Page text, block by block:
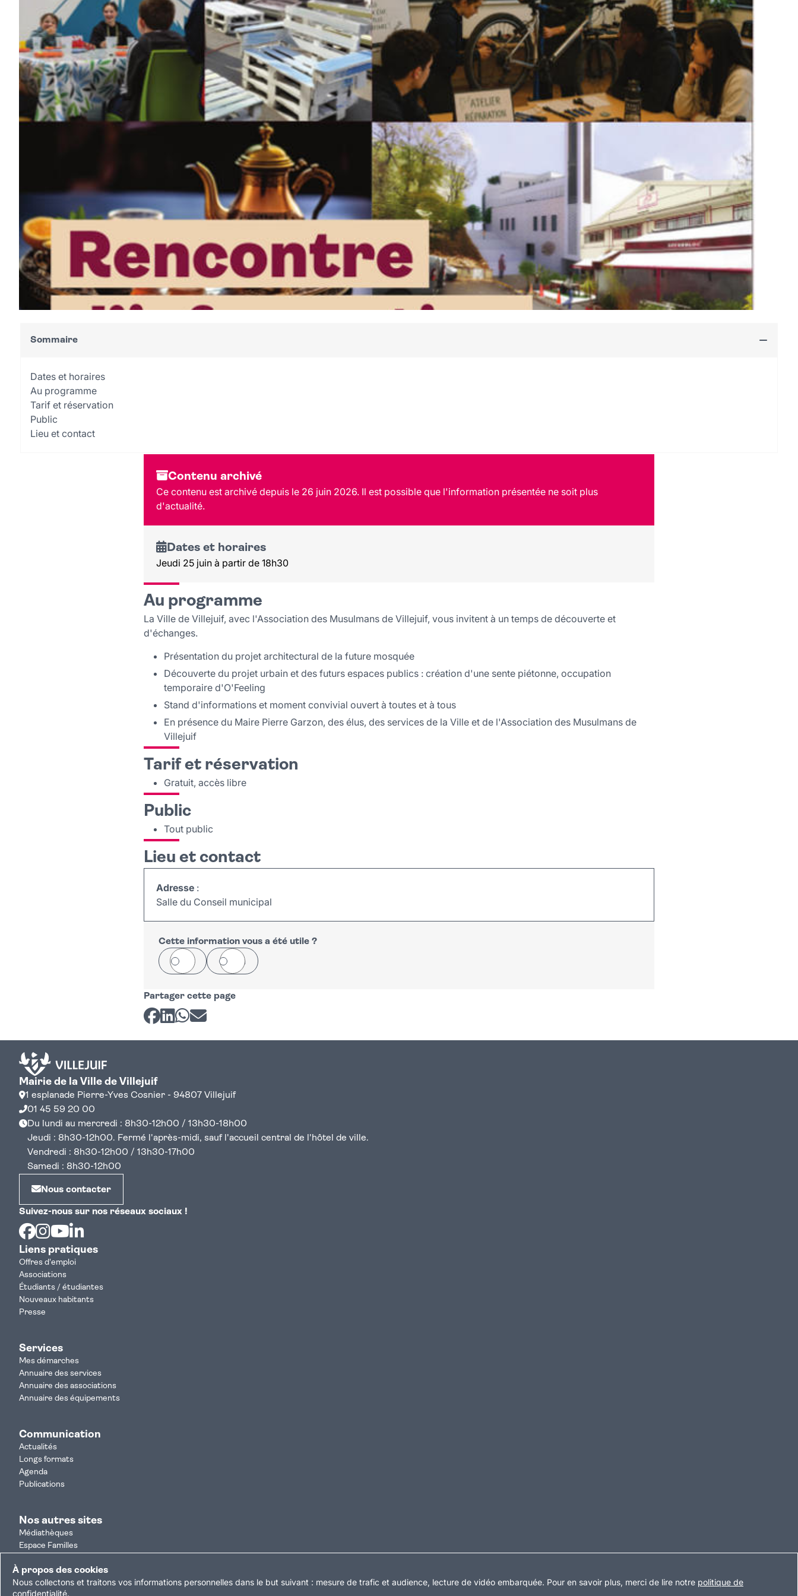
À propos des cookies
Nous collectons et traitons vos informations personnelles dans le but suivant : mesure de trafic et audience, lecture de vidéo embarquée. Pour en savoir plus, merci de lire notre politique de
confidentialité.
Sommaire
Dates et horaires
Au programme
Tarif et réservation
Public
Lieu et contact
Contenu archivé
Ce contenu est archivé depuis le 26 juin 2026. Il est possible que l'information présentée ne soit plus
d'actualité.
Dates et horaires
Jeudi 25 juin à partir de 18h30
Au programme
La Ville de Villejuif, avec l'Association des Musulmans de Villejuif, vous invitent à un temps de découverte et
d'échanges.
Présentation du projet architectural de la future mosquée
Découverte du projet urbain et des futurs espaces publics : création d'une sente piétonne, occupation
temporaire d'O'Feeling
Stand d'informations et moment convivial ouvert à toutes et à tous
En présence du Maire Pierre Garzon, des élus, des services de la Ville et de l'Association des Musulmans de
Villejuif
Tarif et réservation
Gratuit, accès libre
Public
Tout public
Lieu et contact
Adresse :
Salle du Conseil municipal
Cette information vous a été utile ?
Oui Non
Partager cette page
Partager sur Facebook
Partager sur LinkedIn
Partager sur Whatsapp
Partager par courriel
Mairie de la Ville de Villejuif
1 esplanade Pierre-Yves Cosnier - 94807 Villejuif
01 45 59 20 00
Du lundi au mercredi : 8h30-12h00 / 13h30-18h00
Jeudi : 8h30-12h00. Fermé l'après-midi, sauf l'accueil central de l'hôtel de ville.
Vendredi : 8h30-12h00 / 13h30-17h00
Samedi : 8h30-12h00
Nous contacter
Suivez-nous sur nos réseaux sociaux !
Facebook
Instagram
Youtube
Liens pratiques
Offres d'emploi
Associations
Étudiants / étudiantes
Nouveaux habitants
Presse
Services
Mes démarches
Annuaire des services
Annuaire des associations
Annuaire des équipements
Communication
Actualités
Longs formats
Agenda
Publications
Nos autres sites
Médiathèques
Espace Familles
Autorisation d'urbanisme
Résultats électoraux